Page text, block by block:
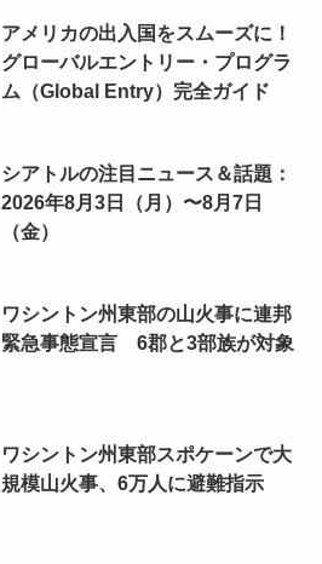
アメリカの出入国をスムーズに！
グローバルエントリー・プログラ
ム（Global Entry）完全ガイド
シアトルの注目ニュース＆話題：
2026年8月3日（月）〜8月7日
（金）
ワシントン州東部の山火事に連邦
緊急事態宣言 6郡と3部族が対象
ワシントン州東部スポケーンで大
規模山火事、6万人に避難指示